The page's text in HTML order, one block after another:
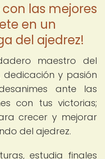
las mejores
en un
del ajedrez!
maestro del
dedicación y pasión
ante las
con tus victorias;
crecer y mejorar
del ajedrez.
estudia finales